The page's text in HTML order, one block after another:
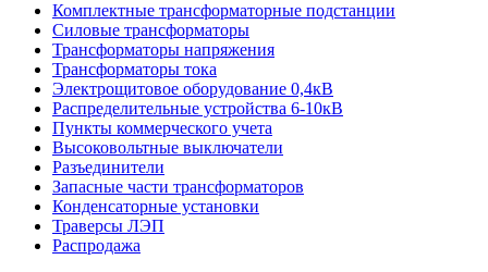
Комплектные трансформаторные подстанции
Силовые трансформаторы
Трансформаторы напряжения
Трансформаторы тока
Электрощитовое оборудование 0,4кВ
Распределительные устройства 6-10кВ
Пункты коммерческого учета
Высоковольтные выключатели
Разъединители
Запасные части трансформаторов
Конденсаторные установки
Траверсы ЛЭП
Распродажа